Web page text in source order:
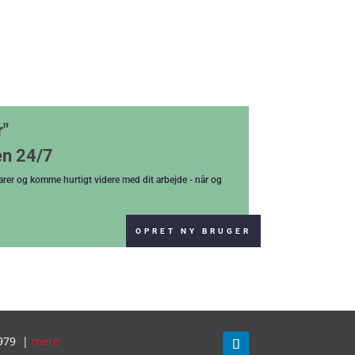
24/7
og komme hurtigt videre med dit arbejde - når og
OPRET NY BRUGER
| mere